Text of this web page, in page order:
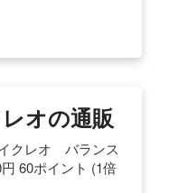
オの通販
クレオ バランス
60ポイント (1倍